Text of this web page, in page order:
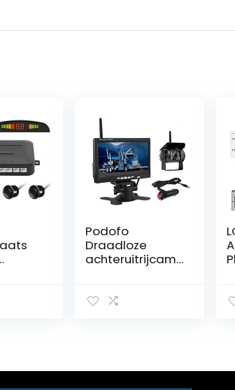
Podofo
Draadloze
achteruitrijcam
achteraanzicht
vrachtwagens,
campers